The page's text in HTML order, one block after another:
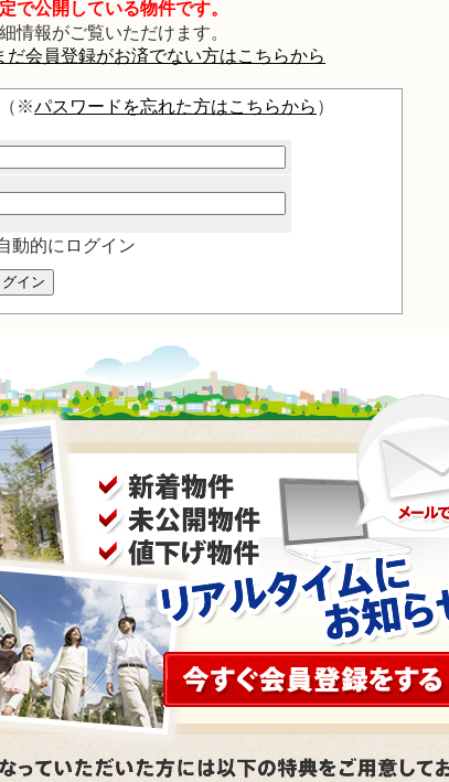
で公開している物件です。
情報がご覧いただけます。
だ会員登録がお済でない方はこちらから
（※パスワードを忘れた方はこちらから ）
動的にログイン
グイン